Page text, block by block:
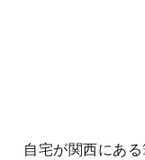
自宅が関西にあ